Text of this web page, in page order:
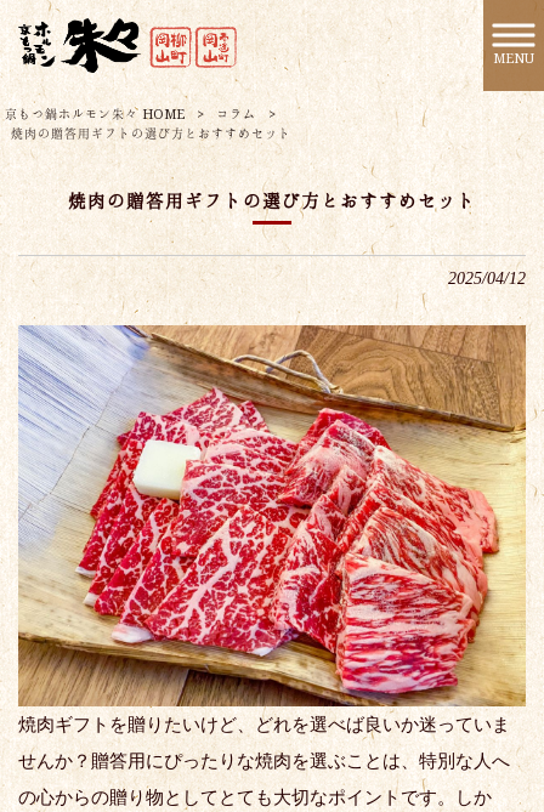
MENU
京もつ鍋ホルモン朱々 HOME > コラム
>
焼肉の贈答用ギフトの選び方とおすすめセット
焼肉の贈答用ギフトの選び方とおすすめセット
2025/04/12
焼肉ギフトを贈りたいけど、どれを選べば良いか迷っていま
せんか？贈答用にぴったりな焼肉を選ぶことは、特別な人へ
の心からの贈り物としてとても大切なポイントです。しか